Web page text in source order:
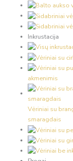
Inkrustacija
akmenimis
Vėriniai su
smaragdais